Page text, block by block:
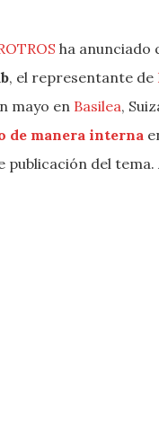
ha anunciado
, el representante de
mayo en Basilea,
de manera interna
del